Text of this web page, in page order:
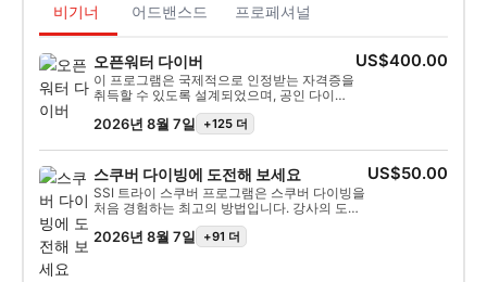
비기너 어드밴스드 프로페셔널
오픈워터 다이버
이 프로그램은 국제적으로 인정받는 자격증을
취득할 수 있도록 설계되었으며, 공인 다이버
로서의 모험을 시작하기에 이상적입니다. 개
인별 맞춤 교육과 수중 실습을 통해 수중에서
한 기술과 경험을 갖추게 됩니다. SSI 오픈워
터 다이버 자격증을 취득하게 될 것입니다.
2026년 8월 7일 +125 더
US$400.00
스쿠버 다이빙에 도전해 보세요
SSI 트라이 스쿠버 프로그램은 스쿠버 다이빙을
처음 경험하는 최고의 방법입니다. 강사의 도움
을 받아 안전한 수역에서 다이빙을 배우게 되며,
강사는 모든 과정을 함께하며 잊지 못할 수중 경
2026년 8월 7일 +91 더
US$50.00